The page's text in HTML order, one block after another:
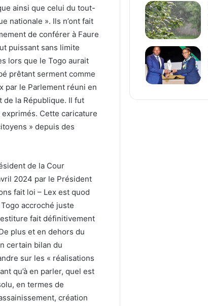
ainsi que celui du tout-
nationale ». Ils n’ont fait
de conférer à Faure
puissant sans limite
lors que le Togo aurait
prêtant serment comme
par le Parlement réuni en
de la République. Il fut
Cette caricature
» depuis des
de la Cour
2024 par le Président
fait loi – Lex est quod
accroché juste
fait définitivement
plus et en dehors du
certain bilan du
sur les « réalisations
qu’à en parler, quel est
en termes de
création